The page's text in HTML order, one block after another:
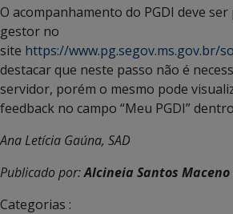
O acompanhamento do PGDI deve
gestor no
site https://www.pg.segov.ms.gov.br/
destacar que neste passo não é
servidor, porém o mesmo pode
feedback no campo “Meu PGDI”
Ana Letícia Gaúna, SAD
Publicado por:Alcineia Santos Maceno
Categorias :